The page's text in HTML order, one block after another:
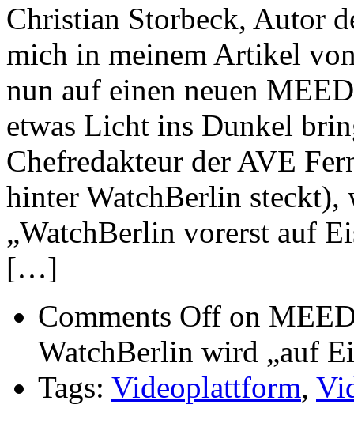
Christian Storbeck, Autor
mich in meinem Artikel
nun auf einen neuen
etwas Licht ins Dunkel
Chefredakteur der AVE
hinter WatchBerlin steckt),
„WatchBerlin vorerst auf
[…]
Comments Off on
WatchBerlin wird „auf
Tags: Videoplattform,